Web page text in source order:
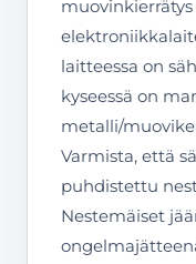
laitteessa on
kyseessä on
metalli/
Varmista, että
puhdistettu
Nestemäiset